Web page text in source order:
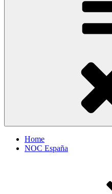
Home
NOC España